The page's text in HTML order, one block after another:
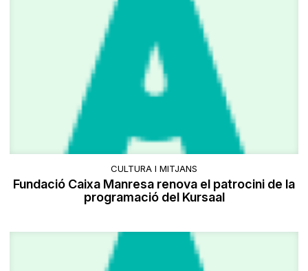
CULTURA I MITJANS
Fundació Caixa Manresa renova el patrocini de la
programació del Kursaal